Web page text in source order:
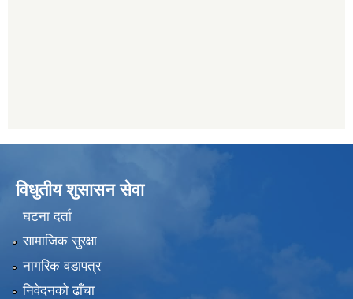
विधुतीय शुसासन सेवा
घटना दर्ता
सामाजिक सुरक्षा
नागरिक वडापत्र
निवेदनको ढाँचा